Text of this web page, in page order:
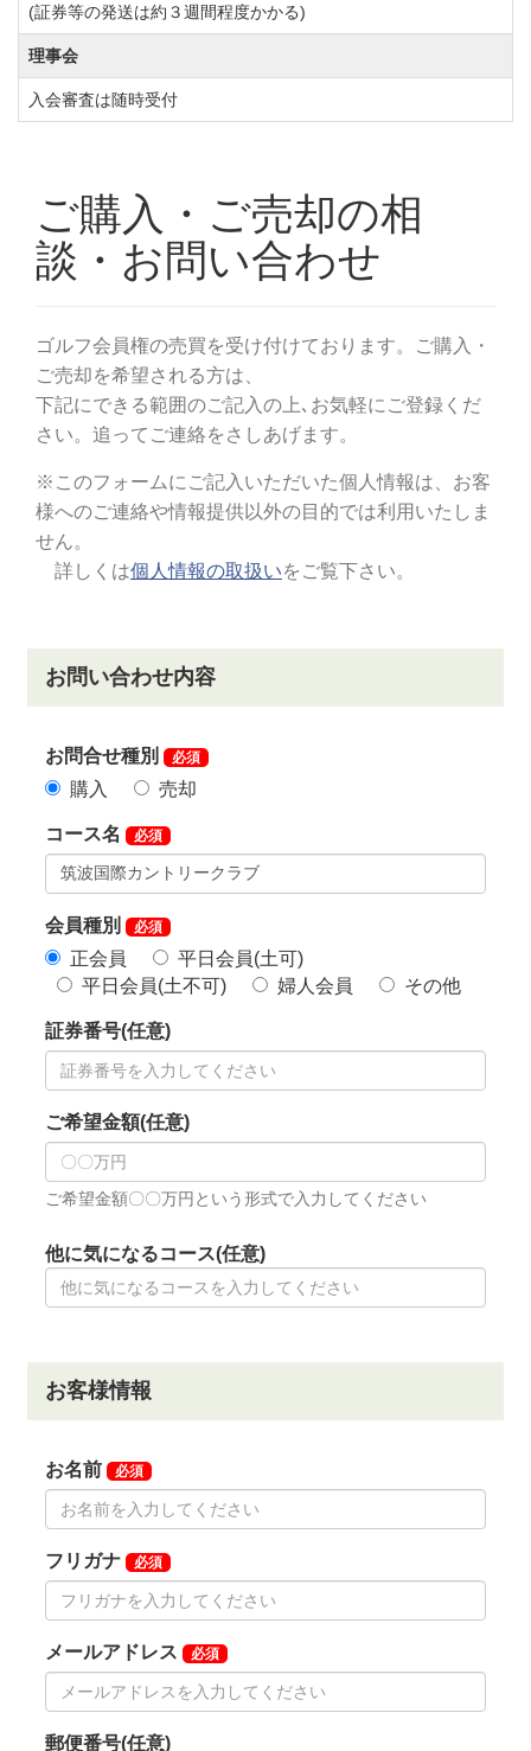
をご用意しています。
また、女性用のバスルームにはパウダールームを完備
しておりますので、お風呂上りのメイクアップもゆっ
くり行える空間を確保しています。
ら、ゴルフ談議も盛り上がることでしょう。
筑波国際カントリークラブで快適にお過ごしいただけ
るよう、スタッフ一同おもてなしの心を込めたサービ
ゴルフコンペや気の合うお仲間同士での歓談の場とし
てぜひご活用くださいませ。
筑波国際カントリークラブは景観の美しさとお得なプ
レーフィ、ゴルフを満喫するための設備を整えている
ゴルフ場です。
都心からアクセスしやすい立地条件、周辺にはフラワ
にお越し頂いております。 また筑波国際カントリーク
メンバー同士の交流をご希望の方に好評です。
ショットの方向性やアプローチ技巧などを求められる
コース設計のためテクニックを磨きたい方の練習コー
スとしてもご利用頂けます。
筑波国際カントリークラブのゴルフ会員権の購入や売
却・相場情報をご希望の方やホームコースをご検討中
の方もお気軽にお問合せください。
入会条件に制約なく名変料が安いのも入会者に魅力。
総額で考えてもこの価格帯であればお薦めですので是
非ご検討下さい。
◆周辺ゴルフ場
「つくばねカントリークラブ」 「筑波東急ゴルフクラ
ラブ・イン・チヨダ」 「東筑波カントリークラブ」
・自動車でお越しの場合
・電車をご利用の場合
JR常磐線「土浦駅」下車、タクシーで約40分。
つくばエクスプレス「つくば駅」下車、タクシーまた
は予約制の送迎にて約30分。
※送迎をご利用の際は時間までにつくば駅A1出口横に
お集まりください。
(証券等の発送は約３週間程度かかる)
理事会
入会審査は随時受付